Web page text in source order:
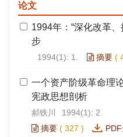
论文
1994年：“深化改革
步
1994(1): 1. 摘要 (
一个资产阶级革命理
宪政思想剖析
郝铁川
1994(1): 2.
摘要 ( 327 )